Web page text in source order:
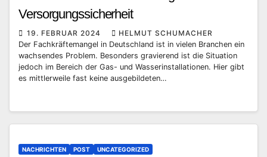
Versorgungssicherheit
19. FEBRUAR 2024
HELMUT SCHUMACHER
Der Fachkräftemangel in Deutschland ist in vielen Branchen ein
wachsendes Problem. Besonders gravierend ist die Situation
jedoch im Bereich der Gas- und Wasserinstallationen. Hier gibt
es mittlerweile fast keine ausgebildeten…
NACHRICHTEN POST UNCATEGORIZED